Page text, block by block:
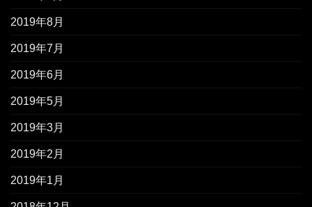
2019年8月
2019年7月
2019年6月
2019年5月
2019年3月
2019年2月
2019年1月